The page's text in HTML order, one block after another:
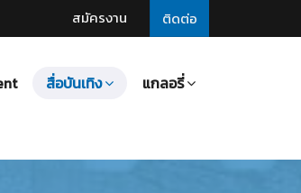
ติดต่อ
สมัครงาน
สื่อบันเทิง แกลอรี่